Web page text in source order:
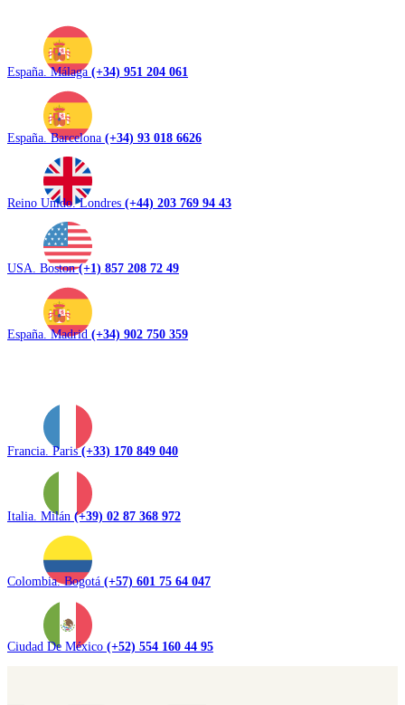
España. Málaga (+34) 951 204 061
España. Barcelona (+34) 93 018 6626
Reino Unido. Londres (+44) 203 769 94 43
USA. Boston(+1) 857 208 72 49
España. Madrid (+34) 902 750 359
Francia. Paris(+33) 170 849 040
Italia. Milán (+39) 02 87 368 972
Colombia. Bogotá (+57) 601 75 64 047
Ciudad De México (+52) 554 160 44 95